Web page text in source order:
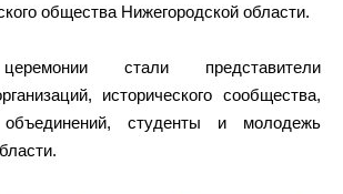
общества Нижегородской области.
стали представители
исторического сообщества,
объединений, студенты и молодежь